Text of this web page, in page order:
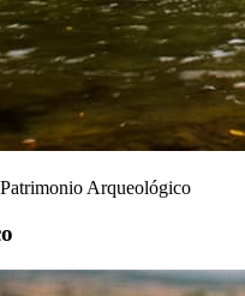
Patrimonio Arqueológico